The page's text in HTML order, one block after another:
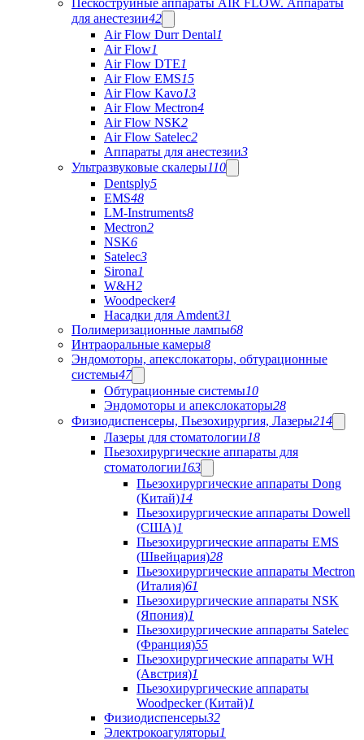
Пескоструйные аппараты AIR FLOW. Аппараты
для анестезии42
Air Flow Durr Dental1
Air Flow1
Air Flow DTE1
Air Flow EMS15
Air Flow Kavo13
Air Flow Mectron4
Air Flow NSK2
Air Flow Satelec2
Аппараты для анестезии3
Ультразвуковые скалеры110
Dentsply5
EMS48
LM-Instruments8
Mectron2
NSK6
Satelec3
Sirona1
W&H2
Woodpecker4
Насадки для Amdent31
Полимеризационные лампы68
Интраоральные камеры8
Эндомоторы, апекслокаторы, обтурационные
системы47
Обтурационные системы10
Эндомоторы и апекслокаторы28
Физиодиспенсеры, Пьезохирургия, Лазеры214
Лазеры для стоматологии18
Пьезохирургические аппараты для
стоматологии163
Пьезохирургические аппараты Dong
(Китай)14
Пьезохирургические аппараты Dowell
(США)1
Пьезохирургические аппараты EMS
(Швейцария)28
Пьезохирургические аппараты Mectron
(Италия)61
Пьезохирургические аппараты NSK
(Япония)1
Пьезохирургические аппараты Satelec
(Франция)55
Пьезохирургические аппараты WH
(Австрия)1
Пьезохирургические аппараты
Woodpecker (Китай)1
Физиодиспенсеры32
Электрокоагуляторы1